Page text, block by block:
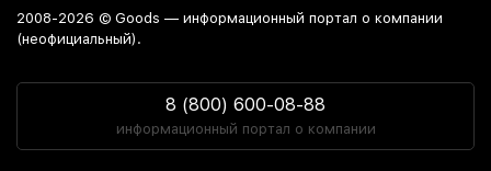
2008-2026 © Goods — информационный портал о компании
(неофициальный).
8 (800) 600-08-88
информационный портал о компании